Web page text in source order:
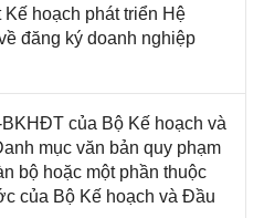
hoạch phát triển Hệ
đăng ký doanh nghiệp
của Bộ Kế hoạch và
mục văn bản quy phạm
bộ hoặc một phần thuộc
của Bộ Kế hoạch và Đầu